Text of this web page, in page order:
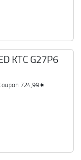
KTC G27P6
724,99 €